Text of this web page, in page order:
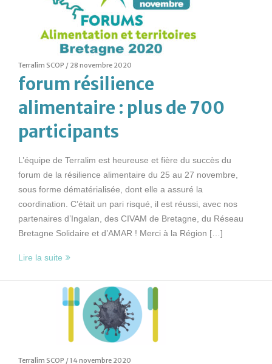
Terralim SCOP / 28 novembre 2020
forum résilience
alimentaire : plus de 700
participants
L’équipe de Terralim est heureuse et fière du succès du
forum de la résilience alimentaire du 25 au 27 novembre,
sous forme dématérialisée, dont elle a assuré la
coordination. C’était un pari risqué, il est réussi, avec nos
partenaires d’Ingalan, des CIVAM de Bretagne, du Réseau
Bretagne Solidaire et d’AMAR ! Merci à la Région […]
Lire la suite
Terralim SCOP /14 novembre 2020